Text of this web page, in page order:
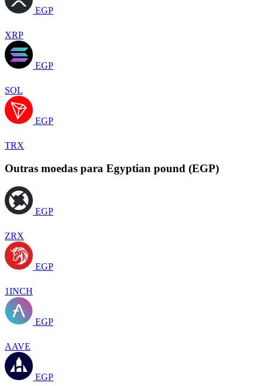
EGP
XRP
EGP
SOL
EGP
TRX
Outras moedas para Egyptian pound (EGP)
EGP
ZRX
EGP
1INCH
EGP
AAVE
EGP